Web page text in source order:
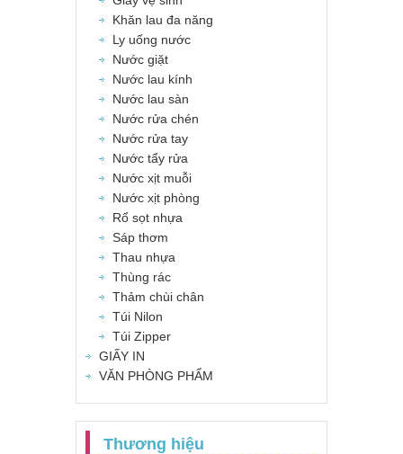
Khăn lau đa năng
Ly uống nước
Nước giặt
Nước lau kính
Nước lau sàn
Nước rửa chén
Nước rửa tay
Nước tẩy rửa
Nước xịt muỗi
Nước xịt phòng
Rổ sọt nhựa
Sáp thơm
Thau nhựa
Thùng rác
Thảm chùi chân
Túi Nilon
Túi Zipper
GIẤY IN
VĂN PHÒNG PHẨM
Thương hiệu